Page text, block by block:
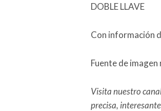
DOBLE LLAVE
Con información
Fuente de
Visita nuestro
precisa,